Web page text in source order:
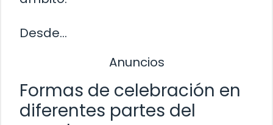
Desde…
Anuncios
Formas de celebración en
diferentes partes del